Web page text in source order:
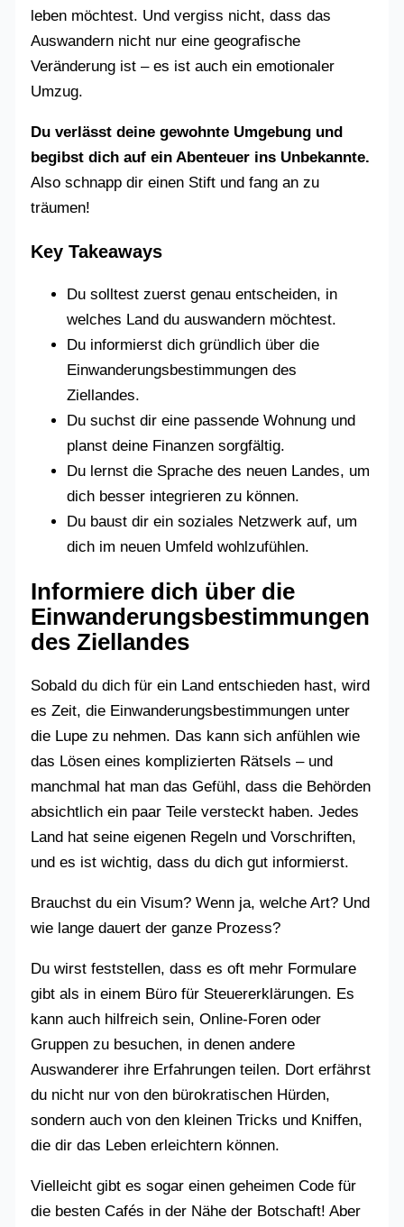
leben möchtest. Und vergiss nicht, dass das
Auswandern nicht nur eine geografische
Veränderung ist – es ist auch ein emotionaler
Umzug.
Du verlässt deine gewohnte Umgebung und
begibst dich auf ein Abenteuer ins Unbekannte.
Also schnapp dir einen Stift und fang an zu
träumen!
Key Takeaways
Du solltest zuerst genau entscheiden, in
welches Land du auswandern möchtest.
Du informierst dich gründlich über die
Einwanderungsbestimmungen des
Ziellandes.
Du suchst dir eine passende Wohnung und
planst deine Finanzen sorgfältig.
Du lernst die Sprache des neuen Landes, um
dich besser integrieren zu können.
Du baust dir ein soziales Netzwerk auf, um
dich im neuen Umfeld wohlzufühlen.
Informiere dich über die
Einwanderungsbestimmungen
des Ziellandes
Sobald du dich für ein Land entschieden hast, wird
es Zeit, die Einwanderungsbestimmungen unter
die Lupe zu nehmen. Das kann sich anfühlen wie
das Lösen eines komplizierten Rätsels – und
manchmal hat man das Gefühl, dass die Behörden
absichtlich ein paar Teile versteckt haben. Jedes
Land hat seine eigenen Regeln und Vorschriften,
und es ist wichtig, dass du dich gut informierst.
Brauchst du ein Visum? Wenn ja, welche Art? Und
wie lange dauert der ganze Prozess?
Du wirst feststellen, dass es oft mehr Formulare
gibt als in einem Büro für Steuererklärungen. Es
kann auch hilfreich sein, Online-Foren oder
Gruppen zu besuchen, in denen andere
Auswanderer ihre Erfahrungen teilen. Dort erfährst
du nicht nur von den bürokratischen Hürden,
sondern auch von den kleinen Tricks und Kniffen,
die dir das Leben erleichtern können.
Vielleicht gibt es sogar einen geheimen Code für
die besten Cafés in der Nähe der Botschaft! Aber